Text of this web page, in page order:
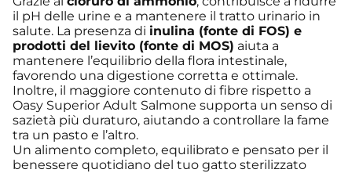
il pH delle urine e a mantenere il tratto urinario in
salute. La presenza di inulina (fonte di FOS) e
prodotti del lievito (fonte di MOS) aiuta a
mantenere l’equilibrio della flora intestinale,
favorendo una digestione corretta e ottimale.
Inoltre, il maggiore contenuto di fibre rispetto a
Oasy Superior Adult Salmone supporta un senso di
sazietà più duraturo, aiutando a controllare la fame
tra un pasto e l’altro.
Un alimento completo, equilibrato e pensato per il
benessere quotidiano del tuo gatto sterilizzato